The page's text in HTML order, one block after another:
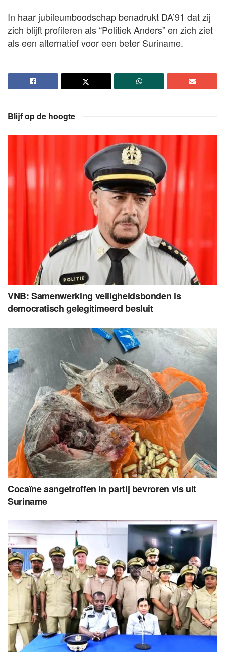
In haar jubileumboodschap benadrukt DA’91 dat zij
zich blijft profileren als “Politiek Anders” en zich ziet
als een alternatief voor een beter Suriname.
Blijf op de hoogte
VNB: Samenwerking veiligheidsbonden is
democratisch gelegitimeerd besluit
Cocaïne aangetroffen in partij bevroren vis uit
Suriname